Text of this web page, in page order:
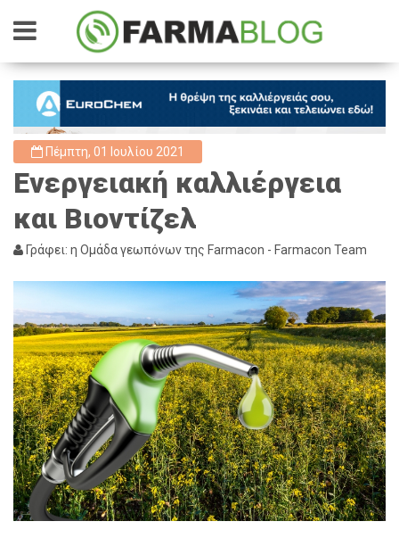
Πέμπτη, 01 Ιουλίου 2021
Ενεργειακή καλλιέργεια
και Βιοντίζελ
Γράφει: η Ομάδα γεωπόνων της Farmacon - Farmacon Team